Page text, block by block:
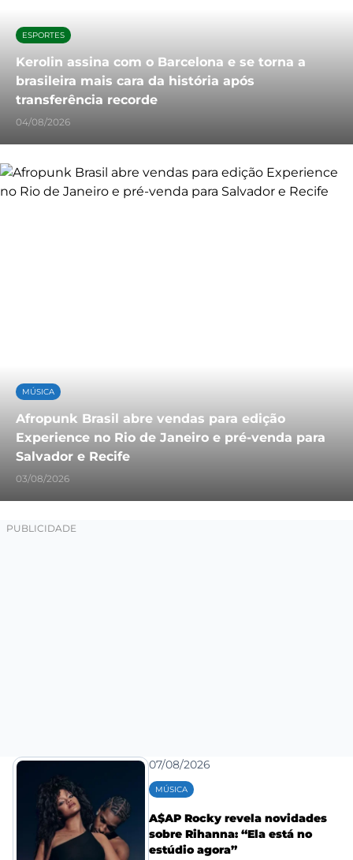
ESPORTES
Kerolin assina com o Barcelona e se torna a
brasileira mais cara da história após
transferência recorde
04/08/2026
MÚSICA
Afropunk Brasil abre vendas para edição
Experience no Rio de Janeiro e pré-venda para
Salvador e Recife
03/08/2026
07/08/2026
MÚSICA
A$AP Rocky revela novidades
sobre Rihanna: “Ela está no
estúdio agora”